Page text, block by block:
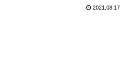
2021.08.17